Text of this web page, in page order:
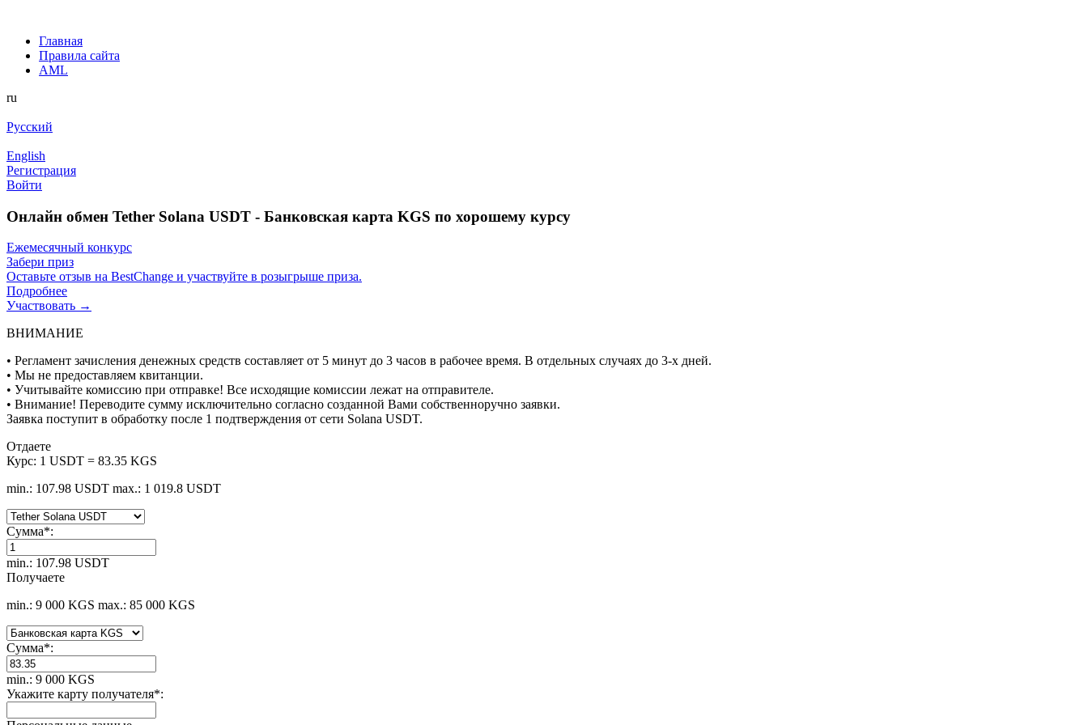
Главная
Правила сайта
AML
ru
Русский
English
Регистрация
Войти
Онлайн обмен Tether Solana USDT - Банковская карта KGS по хорошему курсу
Ежемесячный конкурс
Забери приз
Оставьте отзыв на BestChange и участвуйте в розыгрыше приза.
Подробнее
Участвовать →
ВНИМАНИЕ
• Регламент зачисления денежных средств составляет от 5 минут до 3 часов в рабочее время. В отдельных случаях до 3-х дней.
• Мы не предоставляем квитанции.
• Учитывайте комиссию при отправке! Все исходящие комиссии лежат на отправителе.
• Внимание! Переводите сумму исключительно согласно созданной Вами собственноручно заявки.
Заявка поступит в обработку после 1 подтверждения от сети Solana USDT.
Отдаете
Курс: 1 USDT = 83.35 KGS
min.: 107.98 USDT max.: 1 019.8 USDT
Сумма*:
min.: 107.98 USDT
Получаете
min.: 9 000 KGS max.: 85 000 KGS
Сумма*:
min.: 9 000 KGS
Укажите карту получателя*: